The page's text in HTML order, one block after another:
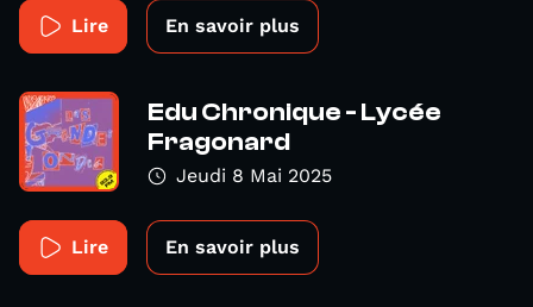
Lire En savoir plus
Edu Chronique - Lycée
Fragonard
Jeudi 8 Mai 2025
Lire En savoir plus